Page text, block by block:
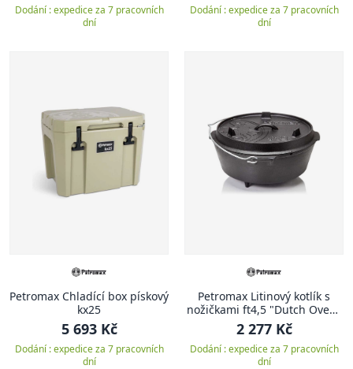
Dodání : expedice za 7 pracovních
dní
Dodání : expedice za 7 pracovních
dní
Petromax Chladící box pískový
kx25
5 693 Kč
Dodání : expedice za 7 pracovních
dní
Petromax Litinový kotlík s
nožičkami ft4,5 "Dutch Oven"
3,5 l
2 277 Kč
Dodání : expedice za 7 pracovních
dní